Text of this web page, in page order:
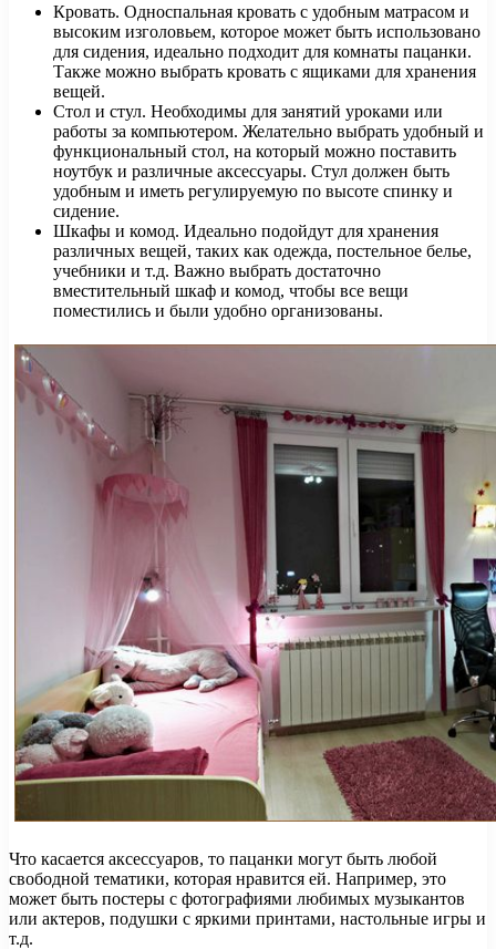
Кровать. Односпальная кровать с удобным матрасом и
высоким изголовьем, которое может быть использовано
для сидения, идеально подходит для комнаты пацанки.
Также можно выбрать кровать с ящиками для хранения
вещей.
Стол и стул. Необходимы для занятий уроками или
работы за компьютером. Желательно выбрать удобный и
функциональный стол, на который можно поставить
ноутбук и различные аксессуары. Стул должен быть
удобным и иметь регулируемую по высоте спинку и
сидение.
Шкафы и комод. Идеально подойдут для хранения
различных вещей, таких как одежда, постельное белье,
учебники и т.д. Важно выбрать достаточно
вместительный шкаф и комод, чтобы все вещи
поместились и были удобно организованы.
Что касается аксессуаров, то пацанки могут быть любой
свободной тематики, которая нравится ей. Например, это
может быть постеры с фотографиями любимых музыкантов
или актеров, подушки с яркими принтами, настольные игры и
т.д.